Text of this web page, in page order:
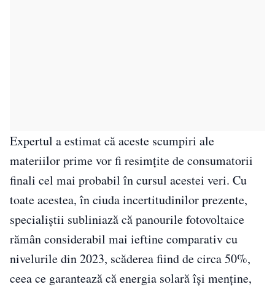
Expertul a estimat că aceste scumpiri ale
materiilor prime vor fi resimțite de consumatorii
finali cel mai probabil în cursul acestei veri. Cu
toate acestea, în ciuda incertitudinilor prezente,
specialiștii subliniază că panourile fotovoltaice
rămân considerabil mai ieftine comparativ cu
nivelurile din 2023, scăderea fiind de circa 50%,
ceea ce garantează că energia solară își menține,